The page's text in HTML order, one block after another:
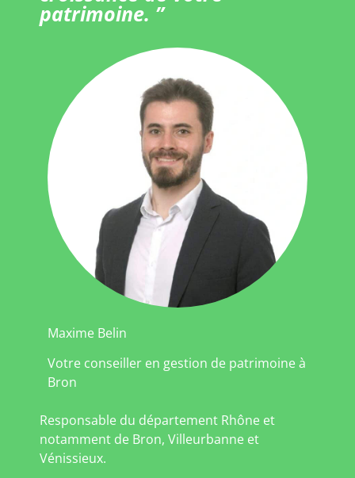
patrimoine. ”
Maxime Belin
Votre conseiller en gestion de patrimoine à
Bron
Responsable du département Rhône et
notamment de Bron, Villeurbanne et
Vénissieux.